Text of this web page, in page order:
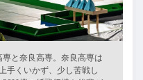
と奈良高専。奈良高専は
手くいかず、少し苦戦し